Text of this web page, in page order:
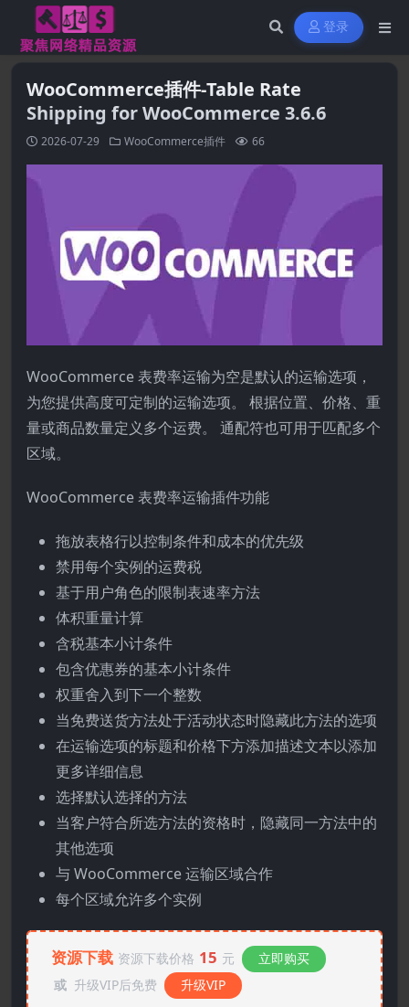
登录
WooCommerce插件-Table Rate
Shipping for WooCommerce 3.6.6
2026-07-29 WooCommerce插件 66
WooCommerce 表费率运输为空是默认的运输选项，
为您提供高度可定制的运输选项。 根据位置、价格、重
量或商品数量定义多个运费。 通配符也可用于匹配多个
区域。
WooCommerce 表费率运输插件功能
拖放表格行以控制条件和成本的优先级
禁用每个实例的运费税
基于用户角色的限制表速率方法
体积重量计算
含税基本小计条件
包含优惠券的基本小计条件
权重舍入到下一个整数
当免费送货方法处于活动状态时隐藏此方法的选项
在运输选项的标题和价格下方添加描述文本以添加
更多详细信息
选择默认选择的方法
当客户符合所选方法的资格时，隐藏同一方法中的
其他选项
与 WooCommerce 运输区域合作
每个区域允许多个实例
资源下载 资源下载价格 15 元
立即购买
或 升级VIP后免费 升级VIP